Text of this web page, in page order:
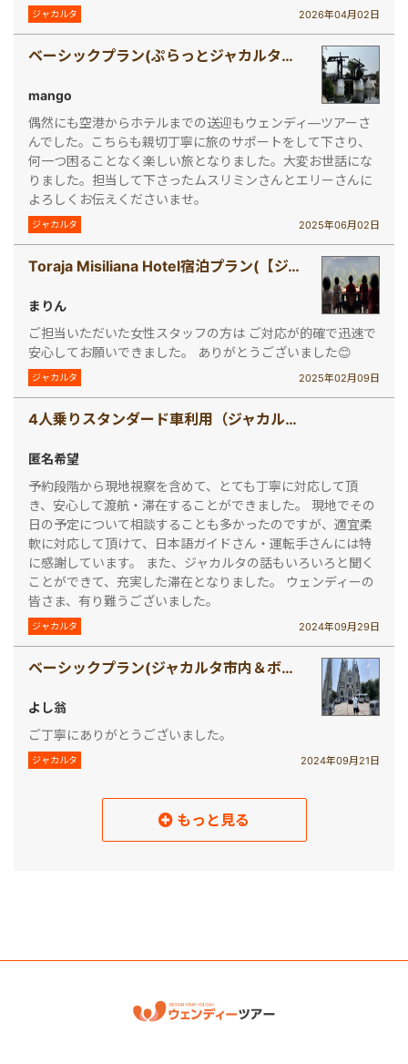
ジャカルタ 2026年04月02日
ベーシックプラン(ぷらっとジャカルタ半日観光ツアー)
mango
偶然にも空港からホテルまでの送迎もウェンディ―ツアーさ
んでした。こちらも親切丁寧に旅のサポートをして下さり、
何一つ困ることなく楽しい旅となりました。大変お世話にな
りました。担当して下さったムスリミンさんとエリーさんに
よろしくお伝えくださいませ。
ジャカルタ 2025年06月02日
Toraja Misiliana Hotel宿泊プラン(【ジャカルタ発】 秘境・タナトラジャ（スラウェシ島）2泊3日ツアー)
まりん
ご担当いただいた女性スタッフの方は ご対応が的確で迅速で
安心してお願いできました。 ありがとうございました😊
ジャカルタ 2025年02月09日
4人乗りスタンダード車利用（ジャカルタ車チャーター［スタンダード 4人乗り］ )
匿名希望
予約段階から現地視察を含めて、とても丁寧に対応して頂
き、安心して渡航・滞在することができました。 現地でその
日の予定について相談することも多かったのですが、適宜柔
軟に対応して頂けて、日本語ガイドさん・運転手さんには特
に感謝しています。 また、ジャカルタの話もいろいろと聞く
ことができて、充実した滞在となりました。 ウェンディーの
皆さま、有り難うございました。
ジャカルタ 2024年09月29日
ベーシックプラン(ジャカルタ市内＆ボゴール観光)
よし翁
ご丁寧にありがとうございました。
ジャカルタ 2024年09月21日
もっと見る